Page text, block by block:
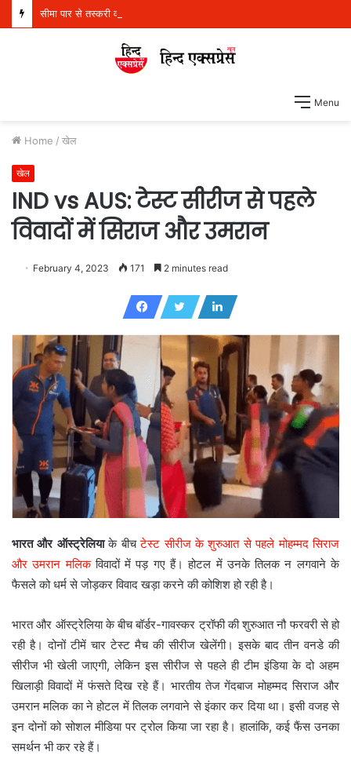
Menu
Home / खेल
खेल
IND vs AUS: टेस्ट सीरीज से पहले
विवादों में सिराज और उमरान
February 4, 2023 171 2 minutes read
भारत और ऑस्ट्रेलियाके बीचटेस्ट सीरीज के शुरुआत से पहले मोहम्मद सिराज
और उमरान मलिकविवादों में पड़ गए हैं। होटल में उनके तिलक न लगवाने के
फैसले को धर्म से जोड़कर विवाद खड़ा करने की कोशिश हो रही है।
भारत और ऑस्ट्रेलिया के बीच बॉर्डर-गावस्कर ट्रॉफी की शुरुआत नौ फरवरी से हो
रही है। दोनों टीमें चार टेस्ट मैच की सीरीज खेलेंगी। इसके बाद तीन वनडे की
सीरीज भी खेली जाएगी, लेकिन इस सीरीज से पहले ही टीम इंडिया के दो अहम
खिलाड़ी विवादों में फंसते दिख रहे हैं। भारतीय तेज गेंदबाज मोहम्मद सिराज और
उमरान मलिक का ने होटल में तिलक लगवाने से इंकार कर दिया था। इसी वजह से
इन दोनों को सोशल मीडिया पर ट्रोल किया जा रहा है। हालांकि, कई फैंस उनका
समर्थन भी कर रहे हैं।